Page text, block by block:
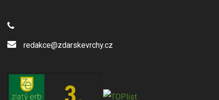
redakce@zdarskevrchy.cz